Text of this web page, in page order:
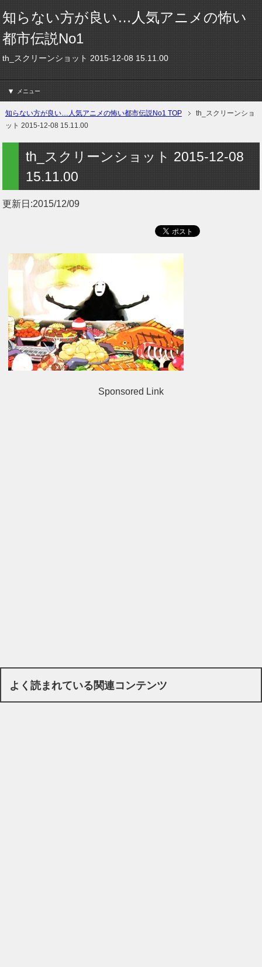
知らない方が良い…人気アニメの怖い
都市伝説No1
th_スクリーンショット 2015-12-08 15.11.00
メニュー
知らない方が良い…人気アニメの怖い都市伝説No1 TOP
th_スクリーンショ
ット 2015-12-08 15.11.00
th_スクリーンショット 2015-12-08
15.11.00
更新日:2015/12/09
Sponsored Link
よく読まれている関連コンテンツ